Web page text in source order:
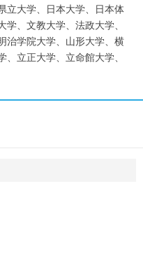
立大学、日本大学、日本体
、文教大学、法政大学、
治学院大学、山形大学、横
立正大学、立命館大学、